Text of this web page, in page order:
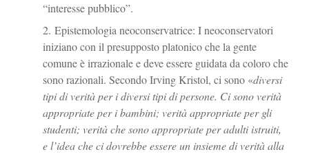
“interesse pubblico”.
Epistemologia neoconservatrice: I neoconservatori
iniziano con il presupposto platonico che la gente
comune è irrazionale e deve essere guidata da coloro che
sono razionali. Secondo Irving Kristol, ci sono «diversi
tipi di verità per i diversi tipi di persone. Ci sono verità
appropriate per i bambini; verità appropriate per gli
studenti; verità che sono appropriate per adulti istruiti,
e l’idea che ci dovrebbe essere un insieme di verità alla